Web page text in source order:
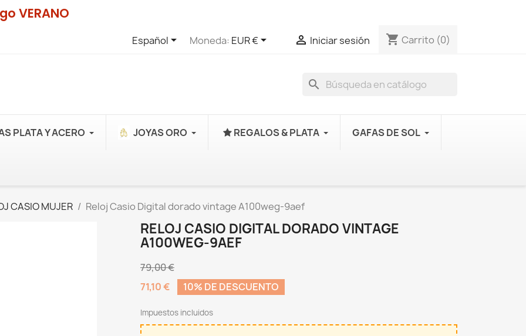
VERANO
Español Moneda: EUR €  Iniciar sesión shopping_cart Carrito (0)
search
PLATA Y ACERO JOYAS ORO REGALOS & PLATA GAFAS DE SOL
CASIO MUJER Reloj Casio Digital dorado vintage A100weg-9aef
RELOJ CASIO DIGITAL DORADO VINTAGE
A100WEG-9AEF
79,00 €
71,10 €
10% DE DESCUENTO
Impuestos incluidos